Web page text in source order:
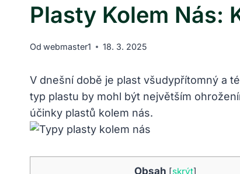
Plasty Kolem Nás:
Od webmaster1 18. 3. 2025
V dnešní době je plast všudypřítomný a
typ plastu by mohl být největším
účinky plastů kolem nás.
Obsah [skrýt]